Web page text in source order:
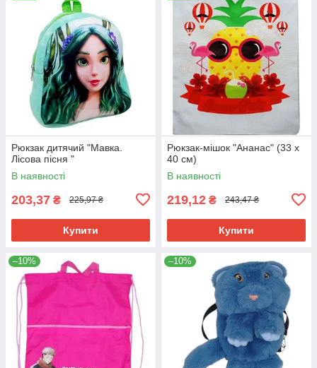
Рюкзак дитячий "Мавка.
Лісова пісня "
В наявності
203,37 ₴ 225,97 ₴
Купити
Рюкзак-мішок "Ананас" (33 х
40 см)
В наявності
219,12 ₴ 243,47 ₴
Купити
–10% –10%